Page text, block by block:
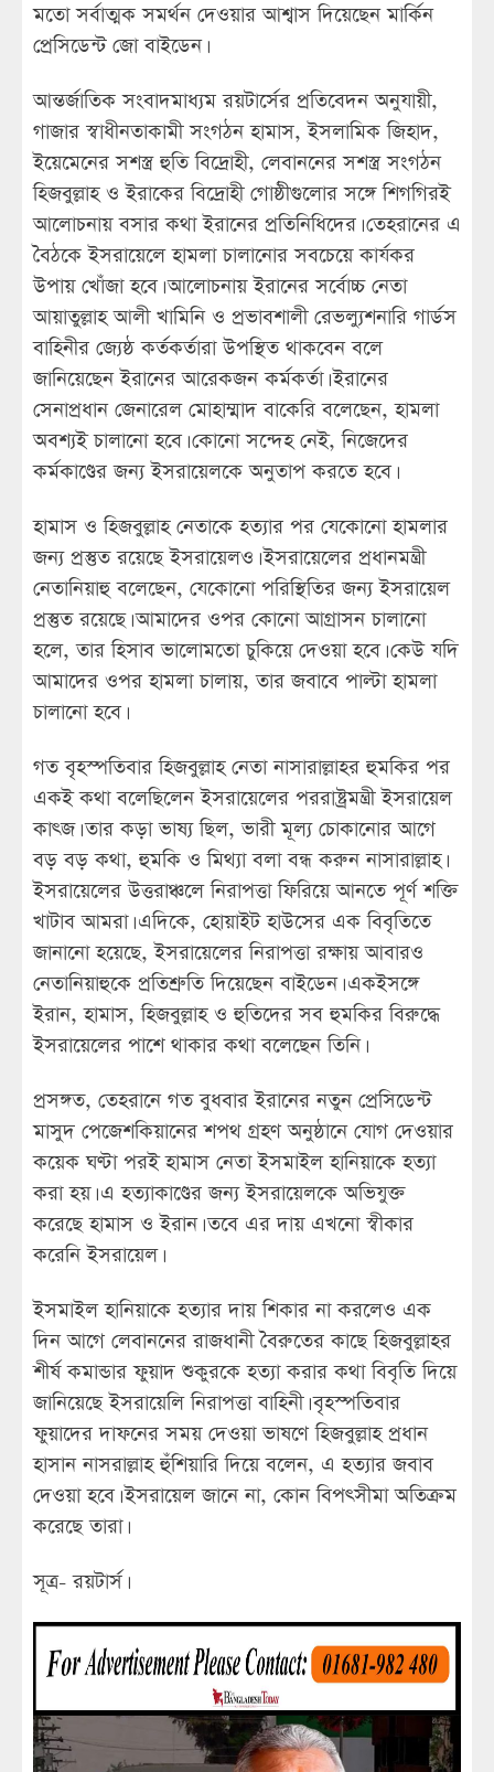
মতো সর্বাত্মক সমর্থন দেওয়ার আশ্বাস দিয়েছেন মার্কিন
প্রেসিডেন্ট জো বাইডেন।
আন্তর্জাতিক সংবাদমাধ্যম রয়টার্সের প্রতিবেদন অনুযায়ী,
গাজার স্বাধীনতাকামী সংগঠন হামাস, ইসলামিক জিহাদ,
ইয়েমেনের সশস্ত্র হুতি বিদ্রোহী, লেবাননের সশস্ত্র সংগঠন
হিজবুল্লাহ ও ইরাকের বিদ্রোহী গোষ্ঠীগুলোর সঙ্গে শিগগিরই
আলোচনায় বসার কথা ইরানের প্রতিনিধিদের। তেহরানের এ
বৈঠকে ইসরায়েলে হামলা চালানোর সবচেয়ে কার্যকর
উপায় খোঁজা হবে। আলোচনায় ইরানের সর্বোচ্চ নেতা
আয়াতুল্লাহ আলী খামিনি ও প্রভাবশালী রেভল্যুশনারি গার্ডস
বাহিনীর জ্যেষ্ঠ কর্তকর্তারা উপস্থিত থাকবেন বলে
জানিয়েছেন ইরানের আরেকজন কর্মকর্তা। ইরানের
সেনাপ্রধান জেনারেল মোহাম্মাদ বাকেরি বলেছেন, হামলা
অবশ্যই চালানো হবে। কোনো সন্দেহ নেই, নিজেদের
কর্মকাণ্ডের জন্য ইসরায়েলকে অনুতাপ করতে হবে।
হামাস ও হিজবুল্লাহ নেতাকে হত্যার পর যেকোনো হামলার
জন্য প্রস্তুত রয়েছে ইসরায়েলও। ইসরায়েলের প্রধানমন্ত্রী
নেতানিয়াহু বলেছেন, যেকোনো পরিস্থিতির জন্য ইসরায়েল
প্রস্তুত রয়েছে। আমাদের ওপর কোনো আগ্রাসন চালানো
হলে, তার হিসাব ভালোমতো চুকিয়ে দেওয়া হবে। কেউ যদি
আমাদের ওপর হামলা চালায়, তার জবাবে পাল্টা হামলা
চালানো হবে।
গত বৃহস্পতিবার হিজবুল্লাহ নেতা নাসারাল্লাহর হুমকির পর
একই কথা বলেছিলেন ইসরায়েলের পররাষ্ট্রমন্ত্রী ইসরায়েল
কাৎজ। তার কড়া ভাষ্য ছিল, ভারী মূল্য চোকানোর আগে
বড় বড় কথা, হুমকি ও মিথ্যা বলা বন্ধ করুন নাসারাল্লাহ।
ইসরায়েলের উত্তরাঞ্চলে নিরাপত্তা ফিরিয়ে আনতে পূর্ণ শক্তি
খাটাব আমরা। এদিকে, হোয়াইট হাউসের এক বিবৃতিতে
জানানো হয়েছে, ইসরায়েলের নিরাপত্তা রক্ষায় আবারও
নেতানিয়াহুকে প্রতিশ্রুতি দিয়েছেন বাইডেন। একইসঙ্গে
ইরান, হামাস, হিজবুল্লাহ ও হুতিদের সব হুমকির বিরুদ্ধে
ইসরায়েলের পাশে থাকার কথা বলেছেন তিনি।
প্রসঙ্গত, তেহরানে গত বুধবার ইরানের নতুন প্রেসিডেন্ট
মাসুদ পেজেশকিয়ানের শপথ গ্রহণ অনুষ্ঠানে যোগ দেওয়ার
কয়েক ঘণ্টা পরই হামাস নেতা ইসমাইল হানিয়াকে হত্যা
করা হয়। এ হত্যাকাণ্ডের জন্য ইসরায়েলকে অভিযুক্ত
করেছে হামাস ও ইরান। তবে এর দায় এখনো স্বীকার
করেনি ইসরায়েল।
ইসমাইল হানিয়াকে হত্যার দায় শিকার না করলেও এক
দিন আগে লেবাননের রাজধানী বৈরুতের কাছে হিজবুল্লাহর
শীর্ষ কমান্ডার ফুয়াদ শুকুরকে হত্যা করার কথা বিবৃতি দিয়ে
জানিয়েছে ইসরায়েলি নিরাপত্তা বাহিনী। বৃহস্পতিবার
ফুয়াদের দাফনের সময় দেওয়া ভাষণে হিজবুল্লাহ প্রধান
হাসান নাসরাল্লাহ হুঁশিয়ারি দিয়ে বলেন, এ হত্যার জবাব
দেওয়া হবে। ইসরায়েল জানে না, কোন বিপৎসীমা অতিক্রম
করেছে তারা।
সূত্র- রয়টার্স।